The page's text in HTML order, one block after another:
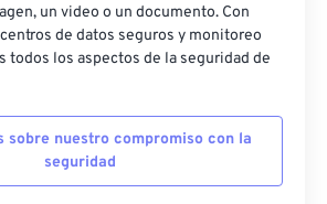
un video o un documento. Con
de datos seguros y monitoreo
todos los aspectos de la seguridad de
sobre nuestro compromiso con la
seguridad